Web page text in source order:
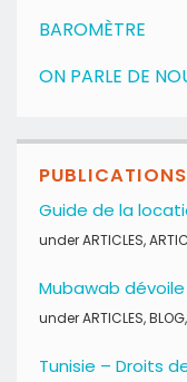
BAROMÈTRE
ON PARLE DE
Guide de la
underARTICLES,
Mubawab dévoile
underARTICLES,BLOG,
Tunisie – Droits